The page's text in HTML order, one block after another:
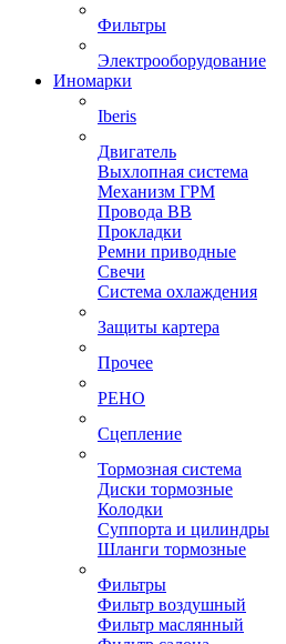
Фильтры
Электрооборудование
Иномарки
Iberis
Двигатель
Выхлопная система
Механизм ГРМ
Провода ВВ
Прокладки
Ремни приводные
Свечи
Система охлаждения
Защиты картера
Прочее
РЕНО
Сцепление
Тормозная система
Диски тормозные
Колодки
Суппорта и цилиндры
Шланги тормозные
Фильтры
Фильтр воздушный
Фильтр маслянный